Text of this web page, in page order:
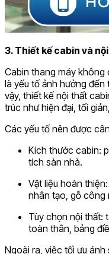
3. Thiết kế cabin và
Cabin thang máy
là yếu tố ảnh hưởng
vậy, thiết kế nội thất
trúc như hiện đại, tối
Các yếu tố nên được
Kích thước cabin:
tích sàn nhà.
Vật liệu hoàn
nhân tạo, gỗ công
Tùy chọn nội thất:
toàn thân, bảng
Ngoài ra, việc tối ưu